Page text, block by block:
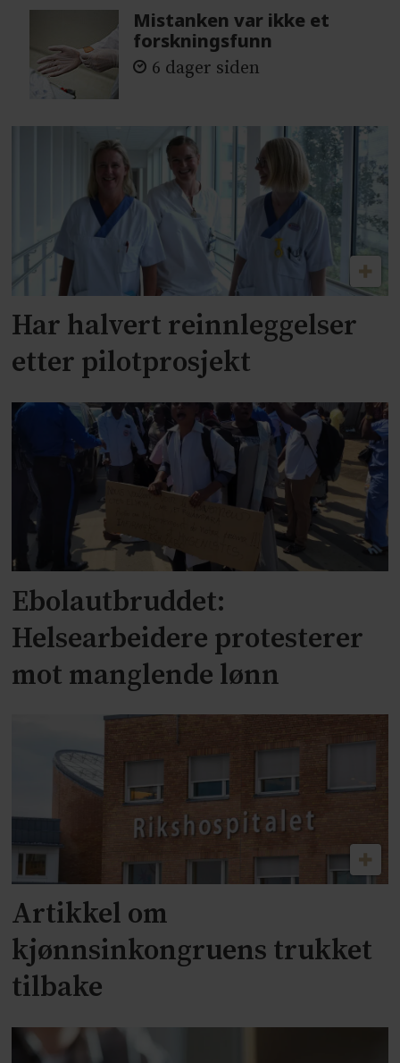
Mistanken var ikke et
forskningsfunn
6 dager siden
Har halvert reinnleggelser
etter pilotprosjekt
Ebolautbruddet:
Helsearbeidere protesterer
mot manglende lønn
Artikkel om
kjønnsinkongruens trukket
tilbake